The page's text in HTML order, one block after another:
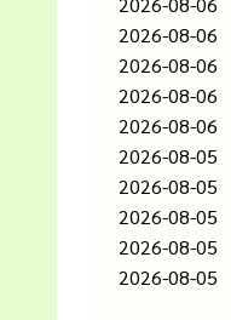
2026-08-06
2026-08-06
2026-08-06
2026-08-06
2026-08-05
2026-08-05
2026-08-05
2026-08-05
2026-08-05